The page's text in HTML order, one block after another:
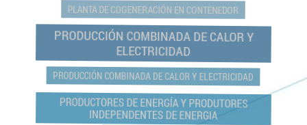
PLANTA DE COGENERACIÓN EN CONTENEDOR
PRODUCCIÓN COMBINADA DE CALOR Y
ELECTRICIDAD
PRODUCCIÓN COMBINADA DE CALOR Y ELECTRICIDAD
PRODUCTORES DE ENERGÍA Y PRODUTORES
INDEPENDENTES DE ENERGIA